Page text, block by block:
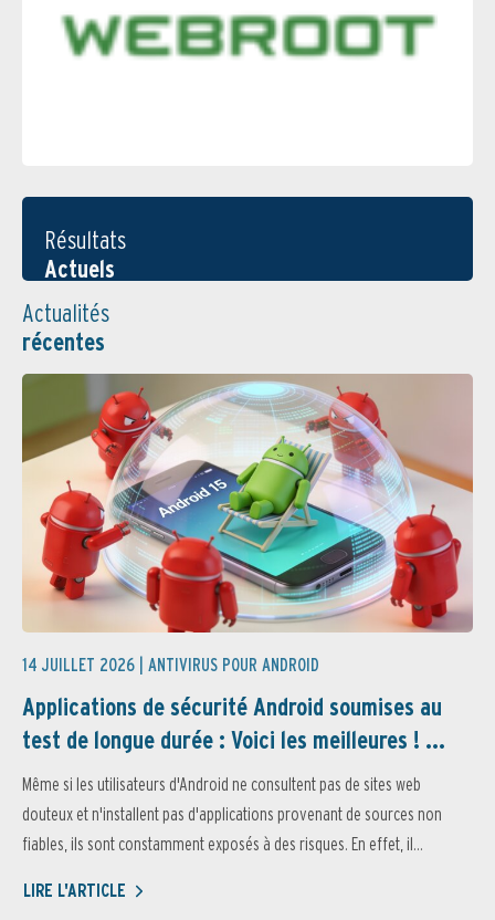
Résultats
Actuels
Actualités
récentes
14 JUILLET 2026 | ANTIVIRUS POUR ANDROID
Applications de sécurité Android soumises au
test de longue durée : Voici les meilleures ! ...
Même si les utilisateurs d'Android ne consultent pas de sites web
douteux et n'installent pas d'applications provenant de sources non
fiables, ils sont constamment exposés à des risques. En effet, il...
LIRE L'ARTICLE